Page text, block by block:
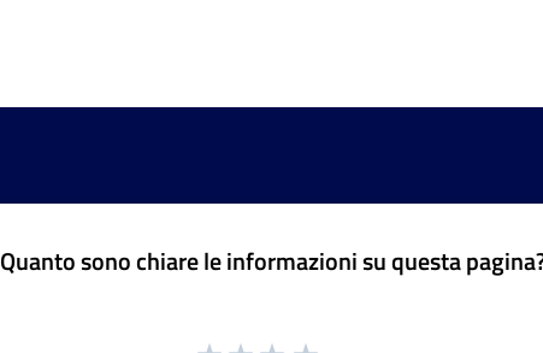
Quanto sono chiare le informazioni su questa